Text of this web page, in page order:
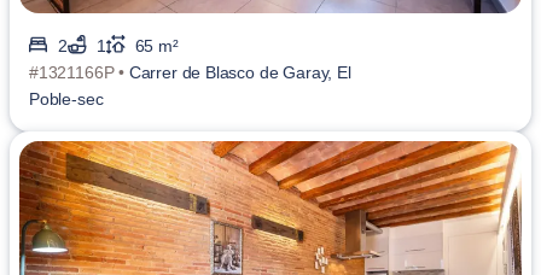
2 1
65 m²
#1321166P • Carrer de Blasco de Garay, El
Poble-sec